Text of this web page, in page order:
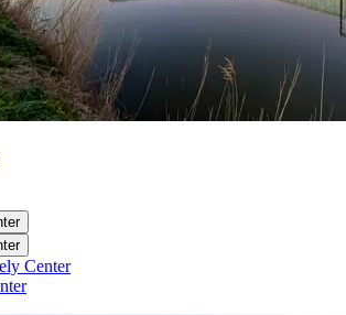
Center